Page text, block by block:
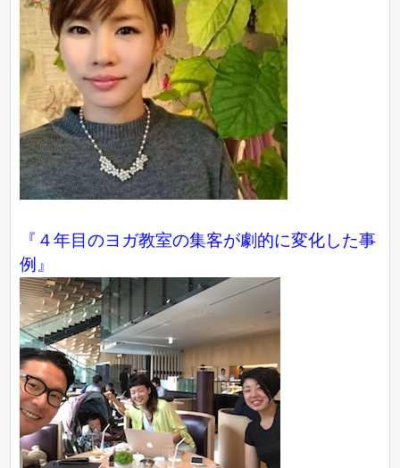
『４年目のヨガ教室の集客が劇的に変化した事
例』